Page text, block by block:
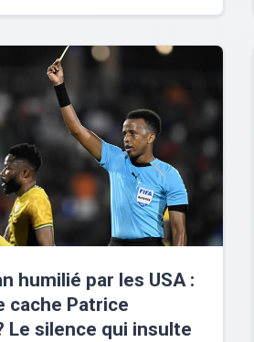
humilié par les USA :
cache Patrice
Le silence qui insulte